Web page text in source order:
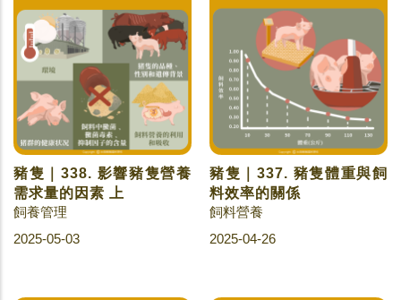
豬隻｜338. 影響豬隻營養
需求量的因素 上
飼養管理
2025-05-03
豬隻｜337. 豬隻體重與飼
料效率的關係
飼料營養
2025-04-26